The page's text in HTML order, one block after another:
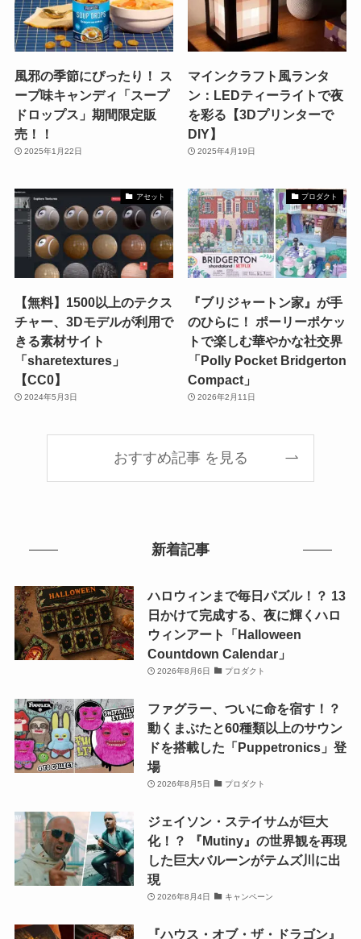
風邪の季節にぴったり！ ス
ープ味キャンディ「スープ
ドロップス」期間限定販
売！！
2025年1月22日
マインクラフト風ランタ
ン：LEDティーライトで夜
を彩る【3Dプリンターで
DIY】
2025年4月19日
アセット
【無料】1500以上のテクス
チャー、3Dモデルが利用で
きる素材サイト
「sharetextures」
【CC0】
2024年5月3日
プロダクト
『ブリジャートン家』が手
のひらに！ ポーリーポケッ
トで楽しむ華やかな社交界
「Polly Pocket Bridgerton
Compact」
2026年2月11日
おすすめ記事 を見る
新着記事
ハロウィンまで毎日パズル！？ 13
日かけて完成する、夜に輝くハロ
ウィンアート「Halloween
Countdown Calendar」
2026年8月6日 プロダクト
ファグラー、ついに命を宿す！？
動くまぶたと60種類以上のサウン
ドを搭載した「Puppetronics」登
場
2026年8月5日 プロダクト
ジェイソン・ステイサムが巨大
化！？ 『Mutiny』の世界観を再現
した巨大バルーンがテムズ川に出
現
2026年8月4日 キャンペーン
『ハウス・オブ・ザ・ドラゴン』